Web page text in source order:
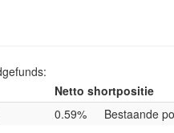
Netto shortpositie
0.59% Bestaande